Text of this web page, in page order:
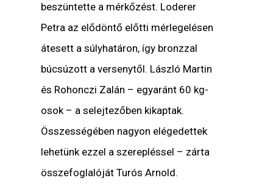
beszüntette a mérkőzést. Loderer
Petra az elődöntő előtti mérlegelésen
átesett a súlyhatáron, így bronzzal
búcsúzott a versenytől. László Martin
és Rohonczi Zalán – egyaránt 60 kg-
osok – a selejtezőben kikaptak.
Összességében nagyon elégedettek
lehetünk ezzel a szerepléssel – zárta
összefoglalóját Turós Arnold.